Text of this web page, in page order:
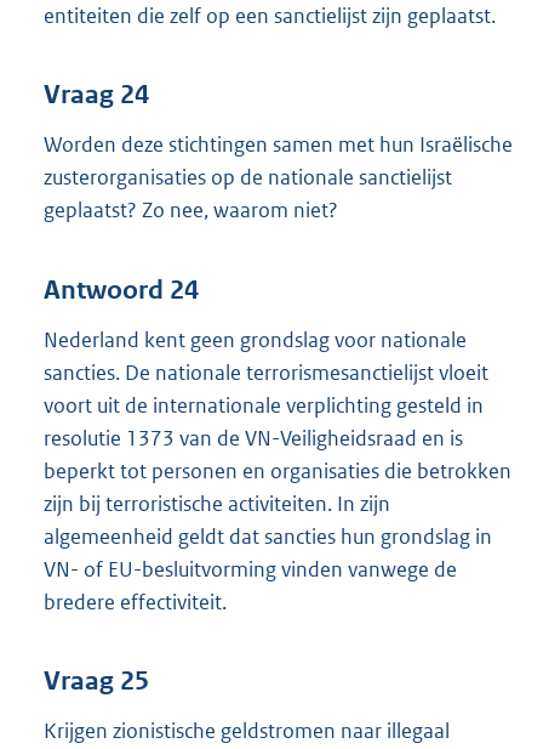
entiteiten die zelf op een sanctielijst zijn geplaatst.
Vraag 24
Worden deze stichtingen samen met hun Israëlische
zusterorganisaties op de nationale sanctielijst
geplaatst? Zo nee, waarom niet?
Antwoord 24
Nederland kent geen grondslag voor nationale
sancties. De nationale terrorismesanctielijst vloeit
voort uit de internationale verplichting gesteld in
resolutie 1373 van de VN-Veiligheidsraad en is
beperkt tot personen en organisaties die betrokken
zijn bij terroristische activiteiten. In zijn
algemeenheid geldt dat sancties hun grondslag in
VN- of EU-besluitvorming vinden vanwege de
bredere effectiviteit.
Vraag 25
Krijgen zionistische geldstromen naar illegaal